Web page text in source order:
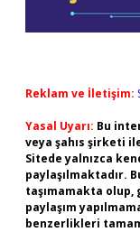
Reklam ve İletişim:
Yasal Uyarı: Bu
veya şahıs şirketi
Sitede yalnızca
paylaşılmaktadır.
taşımamakta olup,
paylaşım
benzerlikleri